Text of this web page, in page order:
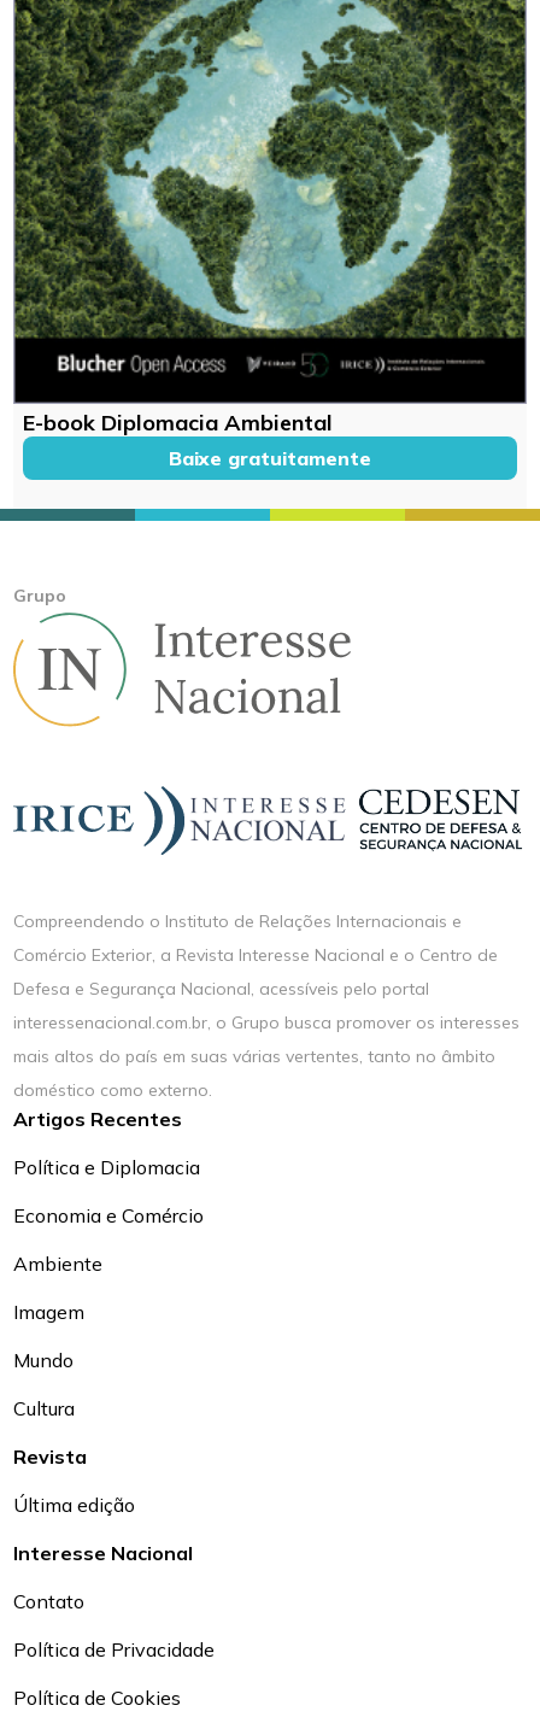
E-book Diplomacia Ambiental
Baixe gratuitamente
Grupo
Compreendendo o Instituto de Relações Internacionais e
Comércio Exterior, a Revista Interesse Nacional e o Centro de
Defesa e Segurança Nacional, acessíveis pelo portal
interessenacional.com.br, o Grupo busca promover os interesses
mais altos do país em suas várias vertentes, tanto no âmbito
doméstico como externo.
Artigos Recentes
Política e Diplomacia
Economia e Comércio
Ambiente
Imagem
Mundo
Cultura
Revista
Última edição
Interesse Nacional
Contato
Política de Privacidade
Política de Cookies